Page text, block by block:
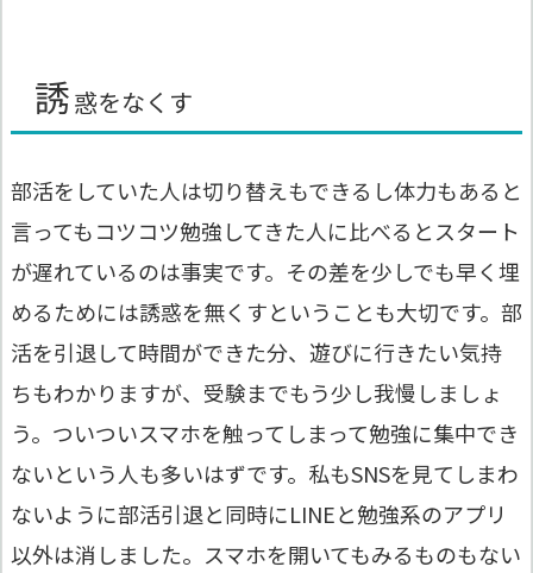
誘惑をなくす
部活をしていた人は切り替えもできるし体力もあると
言ってもコツコツ勉強してきた人に比べるとスタート
が遅れているのは事実です。その差を少しでも早く埋
めるためには誘惑を無くすということも大切です。部
活を引退して時間ができた分、遊びに行きたい気持
ちもわかりますが、受験までもう少し我慢しましょ
う。ついついスマホを触ってしまって勉強に集中でき
ないという人も多いはずです。私もSNSを見てしまわ
ないように部活引退と同時にLINEと勉強系のアプリ
以外は消しました。スマホを開いてもみるものもない